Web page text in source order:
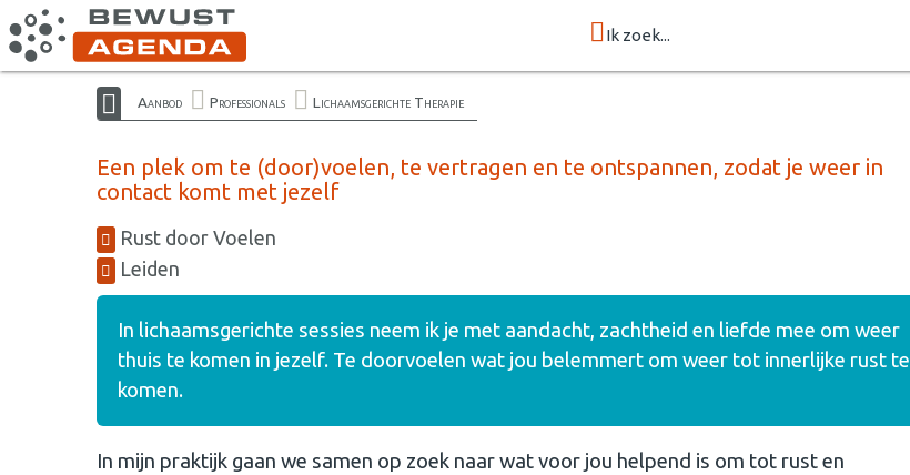
Ik zoek...
Aanbod Professionals Lichaamsgerichte Therapie
Een plek om te (door)voelen, te vertragen en te ontspannen, zodat je weer in
contact komt met jezelf
Rust door Voelen
Leiden
In lichaamsgerichte sessies neem ik je met aandacht, zachtheid en liefde mee om weer
thuis te komen in jezelf. Te doorvoelen wat jou belemmert om weer tot innerlijke rust te
komen.
In mijn praktijk gaan we samen op zoek naar wat voor jou helpend is om tot rust en